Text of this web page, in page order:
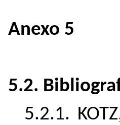
Anexo 5
5.2.
5.2.1.